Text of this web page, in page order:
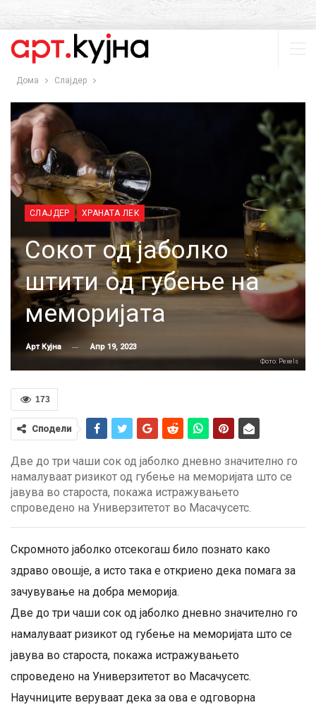
Дома Слајдер
СЛАЈДЕР ХРАНАТА ЛЕК
Сокот од јаболко
штити од губење на
меморијата
Арт Кујна Апр 19, 2023
Фото: Pexels
173
Сподели
Две до три чаши сок од јаболко дневно значително го
намалуваат ризикот од губење на меморијата што се
јавува во староста, покажа истражувањето
спроведено на Универзитетот во Масачусетс.
Скромното јаболко отсекогаш било познато како
здраво овошје, а исто така е откриено дека помага за
зачувување на добра меморија.
Две до три чаши сок од јаболко дневно значително го
намалуваат ризикот од губење на меморијата што се
јавува во староста, покажа истражувањето
спроведено на Универзитетот во Масачусетс.
Научниците веруваат дека за ова е одговорна